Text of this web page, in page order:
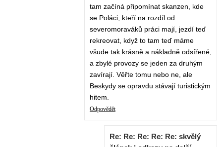
tam začíná připomínat skanzen, kde
se Poláci, kteří na rozdíl od
severomoraváků práci mají, jezdí teď
rekreovat, když to tam teď máme
všude tak krásně a nákladně odsířené,
a zbylé provozy se jeden za druhým
zavírají. Věřte tomu nebo ne, ale
Beskydy se opravdu stávají turistickým
hitem.
Odpovědět
Re: Re: Re: Re: Re: skvělý